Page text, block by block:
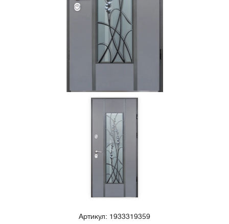
Артикул: 1933319359